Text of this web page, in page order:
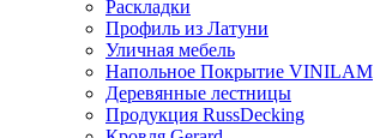
Раскладки
Профиль из Латуни
Уличная мебель
Напольное Покрытие VINILAM
Деревянные лестницы
Продукция RussDecking